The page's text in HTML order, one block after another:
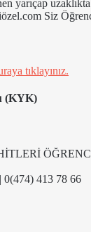
yarıçap
Siz
tıklayınız.
(KYK)
0(474) 413 78 66